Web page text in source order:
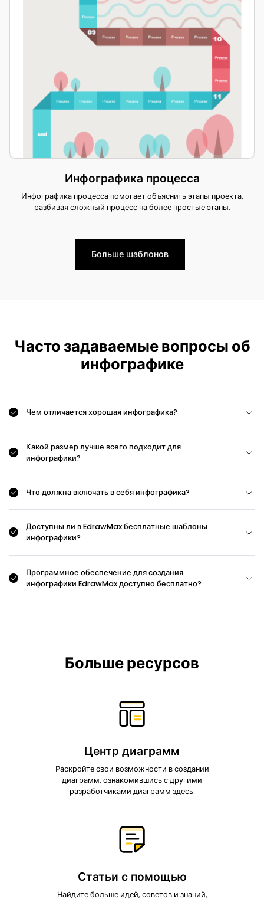
Инфографика процесса
Инфографика процесса помогает объяснить этапы проекта,
разбивая сложный процесс на более простые этапы.
Больше шаблонов
Часто задаваемые вопросы об
инфографике
Чем отличается хорошая инфографика?
Какой размер лучше всего подходит для
инфографики?
Что должна включать в себя инфографика?
Доступны ли в EdrawMax бесплатные шаблоны
инфографики?
Программное обеспечение для создания
инфографики EdrawMax доступно бесплатно?
Больше ресурсов
Центр диаграмм
Раскройте свои возможности в создании
диаграмм, ознакомившись с другими
разработчиками диаграмм здесь.
Статьи с помощью
Найдите больше идей, советов и знаний,